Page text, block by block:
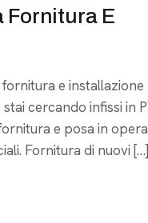
Fornitura E
e installazione
cercando infissi in
e posa in opera
Fornitura di nuovi […]